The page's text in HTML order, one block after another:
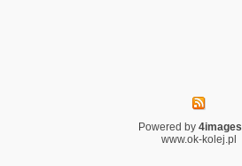
Powered by 4images
www.ok-kolej.pl